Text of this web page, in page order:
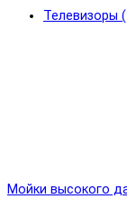
Телевизоры
Мойки высокого